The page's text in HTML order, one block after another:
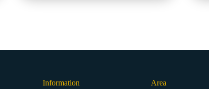
Information Area